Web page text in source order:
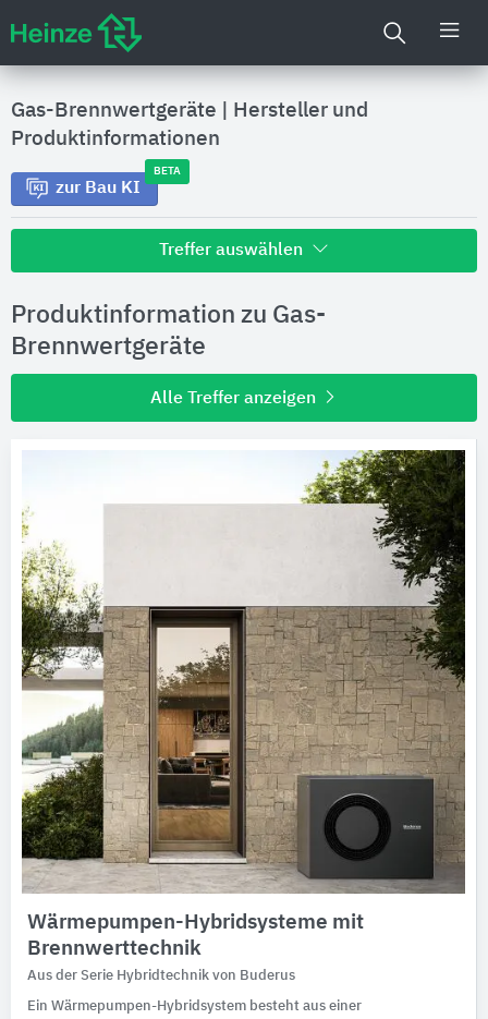
Gas-Brennwertgeräte
Hersteller und
Produktinformationen
zur Bau KI
BETA
Treffer auswählen
Hersteller
Produktinformationen
Ausschreibungstexte
CAD-Details
Architekturobjekte
Expertenprofile
Produktinformation zu Gas-
Brennwertgeräte
Alle Treffer anzeigen
Wärmepumpen-Hybridsysteme ​mit
Brennwerttechnik
Aus der Serie Hybridtechnik von Buderus
Ein Wärmepumpen-Hybridsystem besteht aus einer